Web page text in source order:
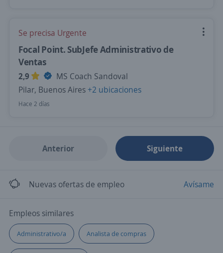
Se precisa Urgente
Focal Point. SubJefe Administrativo de
Ventas
2,9
MS Coach Sandoval
Pilar, Buenos Aires +2 ubicaciones
Hace 2 días
Anterior Siguiente
Nuevas ofertas de empleo Avísame
Empleos similares
Administrativo/a Analista de compras